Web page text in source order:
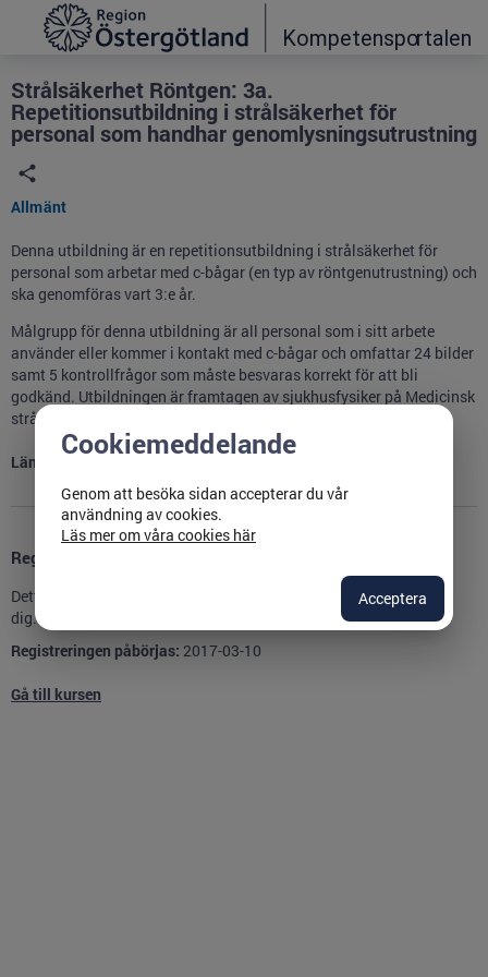
Grade
Portal
Strålsäkerhet Röntgen: 3a.
Repetitionsutbildning i strålsäkerhet för
personal som handhar genomlysningsutrustning
Allmänt
Denna utbildning är en repetitionsutbildning i strålsäkerhet för
personal som arbetar med c-bågar (en typ av röntgenutrustning) och
ska genomföras vart 3:e år.
Målgrupp för denna utbildning är all personal som i sitt arbete
använder eller kommer i kontakt med c-bågar och omfattar 24 bilder
samt 5 kontrollfrågor som måste besvaras korrekt för att bli
godkänd. Utbildningen är framtagen av sjukhusfysiker på Medicinsk
strålningsfysik.
Längd:
Registrering
Detta är en öppen kurs som du kan gå utan att registrera
dig.
Registreringen påbörjas: 2017-03-10
Gå till kursen
Cookiemeddelande
Genom att besöka sidan accepterar du vår
användning av cookies.
Läs mer om våra cookies här
Acceptera